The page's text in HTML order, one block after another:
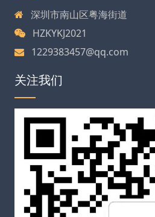
深圳市南山区粤海街道
HZKYKJ2021
1229383457@qq.com
关注我们